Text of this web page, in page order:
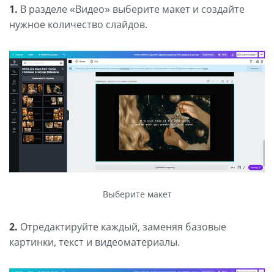
1. В разделе «Видео» выберите макет и создайте
нужное количество слайдов.
Выберите макет
2. Отредактируйте каждый, заменяя базовые
картинки, текст и видеоматериалы.